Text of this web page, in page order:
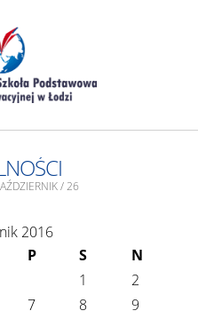
/ 26
2016
P S
N
1
2
7 8
9